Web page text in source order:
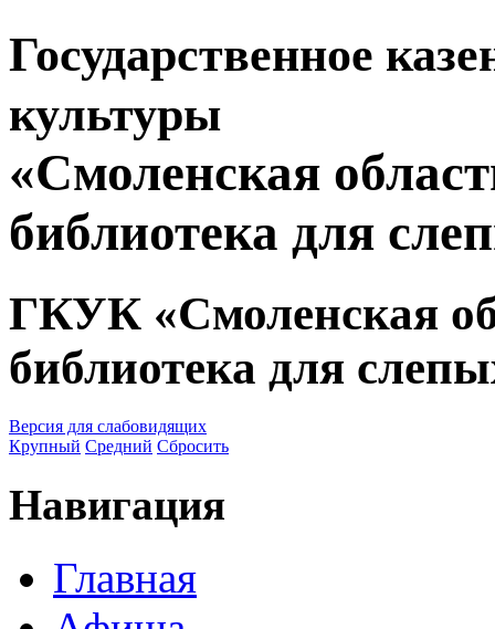
Государственное
культуры
«Смоленская
библиотека для
ГКУК «Смоленская
библиотека для
Версия для слабовидящих
Крупный Средний Сбросить
Навигация
Главная